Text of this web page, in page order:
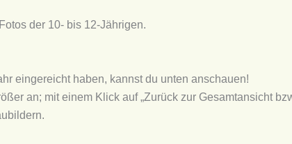
der 10- bis 12-Jährigen.
eingereicht haben, kannst du unten anschauen!
an; mit einem Klick auf „Zurück zur Gesamtansicht